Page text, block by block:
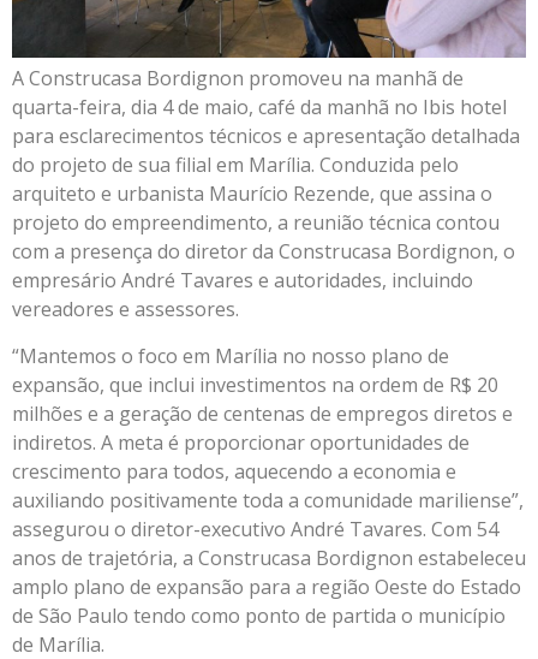
A Construcasa Bordignon promoveu na manhã de
quarta-feira, dia 4 de maio, café da manhã no Ibis hotel
para esclarecimentos técnicos e apresentação detalhada
do projeto de sua filial em Marília. Conduzida pelo
arquiteto e urbanista Maurício Rezende, que assina o
projeto do empreendimento, a reunião técnica contou
com a presença do diretor da Construcasa Bordignon, o
empresário André Tavares e autoridades, incluindo
vereadores e assessores.
“Mantemos o foco em Marília no nosso plano de
expansão, que inclui investimentos na ordem de R$ 20
milhões e a geração de centenas de empregos diretos e
indiretos. A meta é proporcionar oportunidades de
crescimento para todos, aquecendo a economia e
auxiliando positivamente toda a comunidade mariliense”,
assegurou o diretor-executivo André Tavares. Com 54
anos de trajetória, a Construcasa Bordignon estabeleceu
amplo plano de expansão para a região Oeste do Estado
de São Paulo tendo como ponto de partida o município
de Marília.